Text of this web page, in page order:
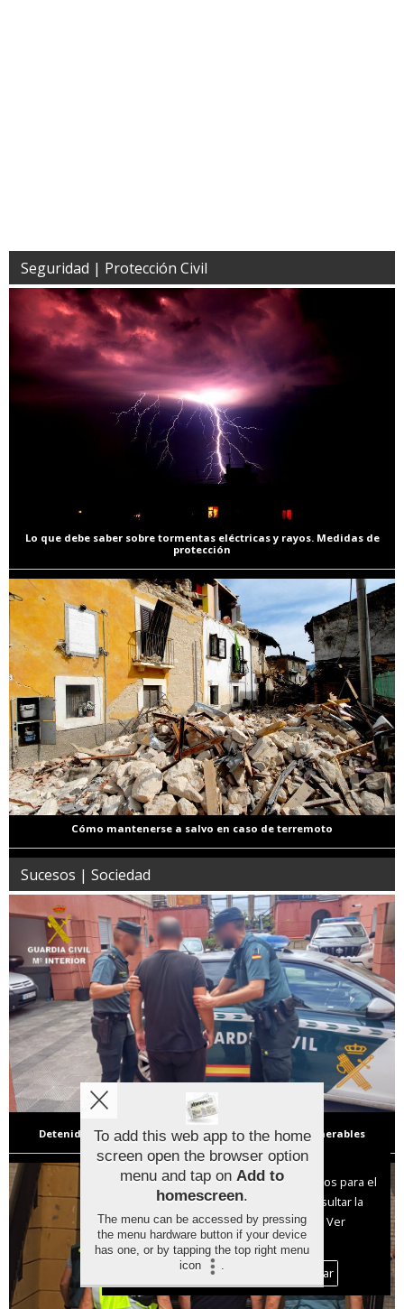
Seguridad | Protección Civil
Lo que debe saber sobre tormentas eléctricas y rayos. Medidas de
protección
Cómo mantenerse a salvo en caso de terremoto
Sucesos | Sociedad
Detenido en Cangas por cuatro robos a víctimas vulnerables
Aviso sobre el Uso de cookies:
Utilizamos cookies nuestras y de terceros para el
funcionamiento del digital. Puedes consultar la
lista de cookies y como desconectarlas.
Ver
nuestra Política de Privacidad y Cookies
Aceptar Cookies
Personalizar
To add this web app to the home
screen open the browser option
menu and tap on Add to
homescreen.
The menu can be accessed by pressing
the menu hardware button if your device
has one, or by tapping the top right menu
icon
.